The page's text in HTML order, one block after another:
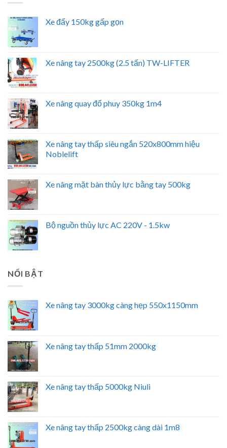
Xe đẩy 150kg gấp gọn
Xe nâng tay 2500kg (2.5 tấn) TW-LIFTER
Xe nâng quay đổ phuy 350kg 1m4
Xe nâng tay thấp siêu ngắn 520x800mm hiệu
Noblelift
Xe nâng mặt bàn thủy lực bằng tay 500kg
Bộ nguồn thủy lực AC 220V - 1.5kw
NỔI BẬT
Xe nâng tay 3000kg càng hẹp 550x1150mm
Xe nâng tay thấp 51mm 2000kg
Xe nâng tay thấp 5000kg Niuli
Xe nâng tay thấp 2500kg càng dài 1m8